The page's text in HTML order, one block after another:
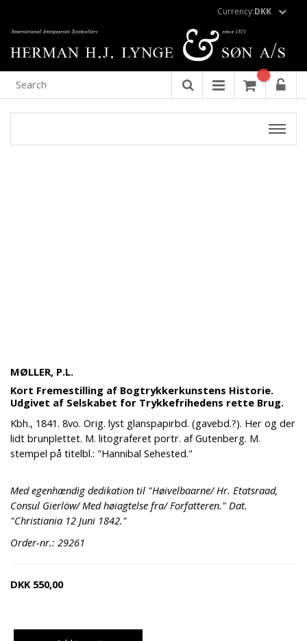
Currency:DKK
MØLLER, P.L.
Kort Fremestilling af Bogtrykkerkunstens Historie.
Udgivet af Selskabet for Trykkefrihedens rette Brug.
Kbh., 1841. 8vo. Orig. lyst glanspapirbd. (gavebd.?). Her og der
lidt brunplettet. M. litograferet portr. af Gutenberg. M.
stempel på titelbl.: "Hannibal Sehested."
Med egenhændig dedikation til "Høivelbaarne/ Hr. Etatsraad,
Consul Gierlöw/ Med høiagtelse fra/ Forfatteren." Dat.
"Christiania 12 Juni 1842."
Order-nr.: 29261
DKK 550,00